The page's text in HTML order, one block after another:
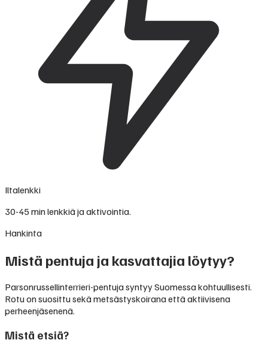
Iltalenkki
30-45 min lenkkiä ja aktivointia.
Hankinta
Mistä pentuja ja kasvattajia löytyy?
Parsonrussellinterrieri-pentuja syntyy Suomessa kohtuullisesti.
Rotu on suosittu sekä metsästyskoirana että aktiivisena
perheenjäsenenä.
Mistä etsiä?